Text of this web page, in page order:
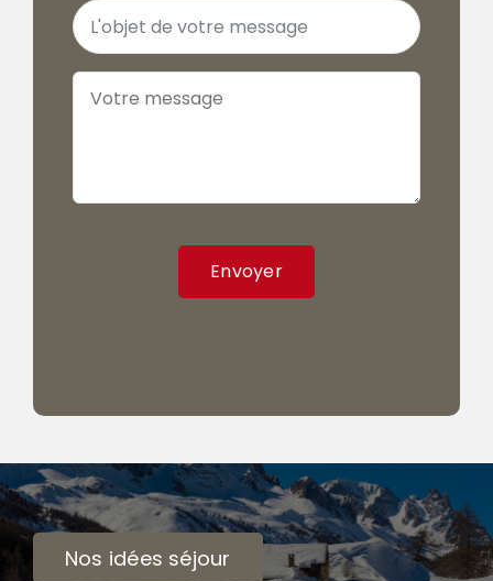
Envoyer
Nos idées séjour